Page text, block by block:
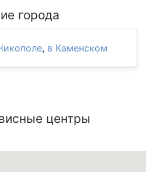
города
, в Каменском
центры